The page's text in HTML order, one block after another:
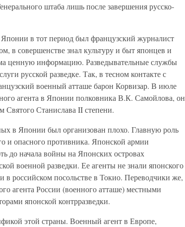
штаба лишь после завершения русско-
в тот период был французский журналист
в совершенстве знал культуру и быт японцев и
ценную информацию. Разведывательные службы
русской разведке. Так, в тесном контакте с
военный атташе барон Корвизар. В июле
агента в Японии полковника В.К. Самойлова, он
Святого Станислава II степени.
в Японии был организован плохо. Главную роль
и опасного противника. Японской армии
до начала войны на Японских островах
военной разведки. Ее агенты не знали японского
российском посольстве в Токио. Переводчики же,
агента России (военного атташе) местными
японской контрразведки.
этой страны. Военный агент в Европе,